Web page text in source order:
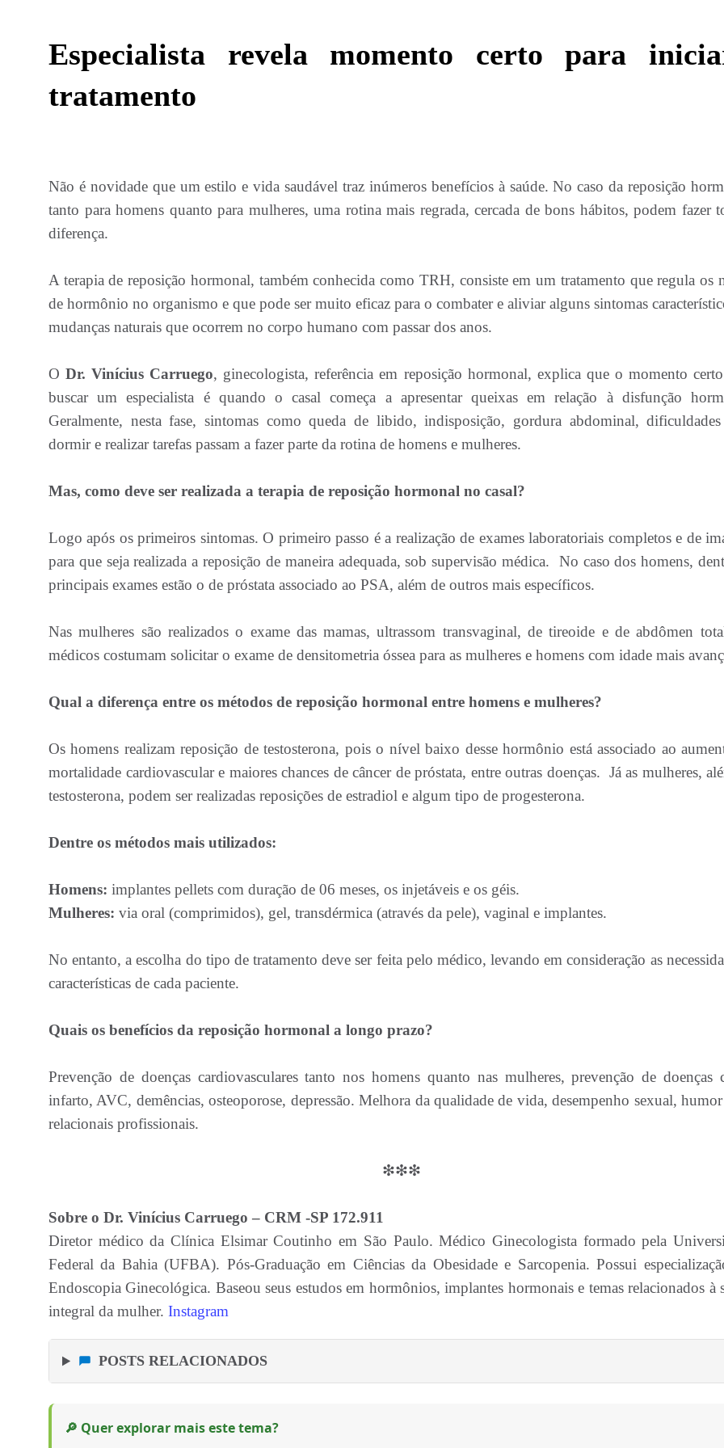
Especialista revela momento certo para
tratamento
Não é novidade que um estilo e vida saudável traz inúmeros benefícios à saúde. No caso da reposição
tanto para homens quanto para mulheres, uma rotina mais regrada, cercada de bons hábitos, podem fazer
diferença.
A terapia de reposição hormonal, também conhecida como TRH, consiste em um tratamento que regula os
de hormônio no organismo e que pode ser muito eficaz para o combater e aliviar alguns sintomas
mudanças naturais que ocorrem no corpo humano com passar dos anos.
O Dr. Vinícius Carruego, ginecologista, referência em reposição hormonal, explica que o momento
buscar um especialista é quando o casal começa a apresentar queixas em relação à disfunção
Geralmente, nesta fase, sintomas como queda de libido, indisposição, gordura abdominal,
dormir e realizar tarefas passam a fazer parte da rotina de homens e mulheres.
Mas, como deve ser realizada a terapia de reposição hormonal no casal?
Logo após os primeiros sintomas. O primeiro passo é a realização de exames laboratoriais completos e de
para que seja realizada a reposição de maneira adequada, sob supervisão médica. No caso dos homens,
principais exames estão o de próstata associado ao PSA, além de outros mais específicos.
Nas mulheres são realizados o exame das mamas, ultrassom transvaginal, de tireoide e de abdômen
médicos costumam solicitar o exame de densitometria óssea para as mulheres e homens com idade mais
Qual a diferença entre os métodos de reposição hormonal entre homens e mulheres?
Os homens realizam reposição de testosterona, pois o nível baixo desse hormônio está associado ao
mortalidade cardiovascular e maiores chances de câncer de próstata, entre outras doenças. Já as mulheres,
testosterona, podem ser realizadas reposições de estradiol e algum tipo de progesterona.
Dentre os métodos mais utilizados:
Homens: implantes pellets com duração de 06 meses, os injetáveis e os géis.
Mulheres: via oral (comprimidos), gel, transdérmica (através da pele), vaginal e implantes.
No entanto, a escolha do tipo de tratamento deve ser feita pelo médico, levando em consideração as
características de cada paciente.
Quais os benefícios da reposição hormonal a longo prazo?
Prevenção de doenças cardiovasculares tanto nos homens quanto nas mulheres, prevenção de doenças
infarto, AVC, demências, osteoporose, depressão. Melhora da qualidade de vida, desempenho sexual, humor
relacionais profissionais.
❇❇❇
Sobre o Dr. Vinícius Carruego – CRM -SP 172.911
Diretor médico da Clínica Elsimar Coutinho em São Paulo. Médico Ginecologista formado pela
Federal da Bahia (UFBA). Pós-Graduação em Ciências da Obesidade e Sarcopenia. Possui
Endoscopia Ginecológica. Baseou seus estudos em hormônios, implantes hormonais e temas relacionados à
integral da mulher. Instagram
POSTS RELACIONADOS
🔎 Quer explorar mais este tema?